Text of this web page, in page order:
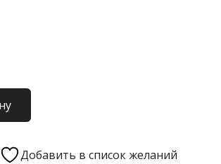
Добавить в список желаний